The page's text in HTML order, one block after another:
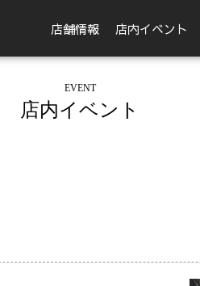
店舗情報 店内イベント
EVENT
店内イベント